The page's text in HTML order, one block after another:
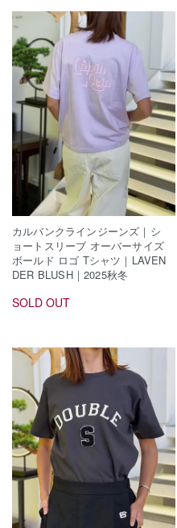
カルバンクラインジーンズ｜シ
ョートスリーブ オーバーサイズ
ボールド ロゴ Tシャツ｜LAVEN
DER BLUSH｜2025秋冬
SOLD OUT